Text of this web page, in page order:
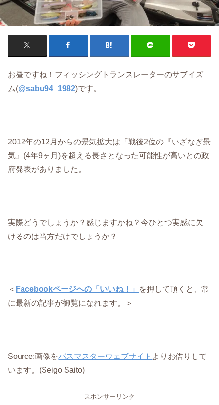
お昼ですね！フィッシングトランスレーターのサブイズ
ム(@sabu94_1982)です。
2012年の12月からの景気拡大は「戦後2位の『いざなぎ景
気』(4年9ヶ月)を超える長さとなった可能性が高いとの政
府発表がありました。
実際どうでしょうか？感じますかね？今ひとつ実感に欠
けるのは当方だけでしょうか？
＜ Facebookページへの「いいね！」 を押して頂くと、常
に最新の記事が御覧になれます。＞
Source:画像をバスマスターウェブサイト よりお借りして
います。(Seigo Saito)
スポンサーリンク